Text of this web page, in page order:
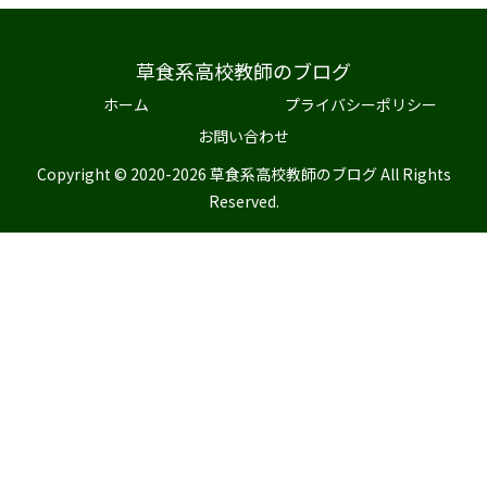
草食系高校教師のブログ
ホーム
プライバシーポリシー
お問い合わせ
Copyright © 2020-2026 草食系高校教師のブログ All Rights
Reserved.